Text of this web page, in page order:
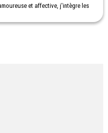
et affective, j'intègre les